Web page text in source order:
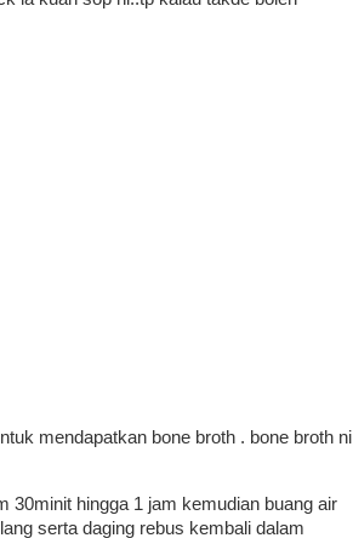
mendapatkan bone broth . bone broth ni
30minit hingga 1 jam kemudian buang air
serta daging rebus kembali dalam